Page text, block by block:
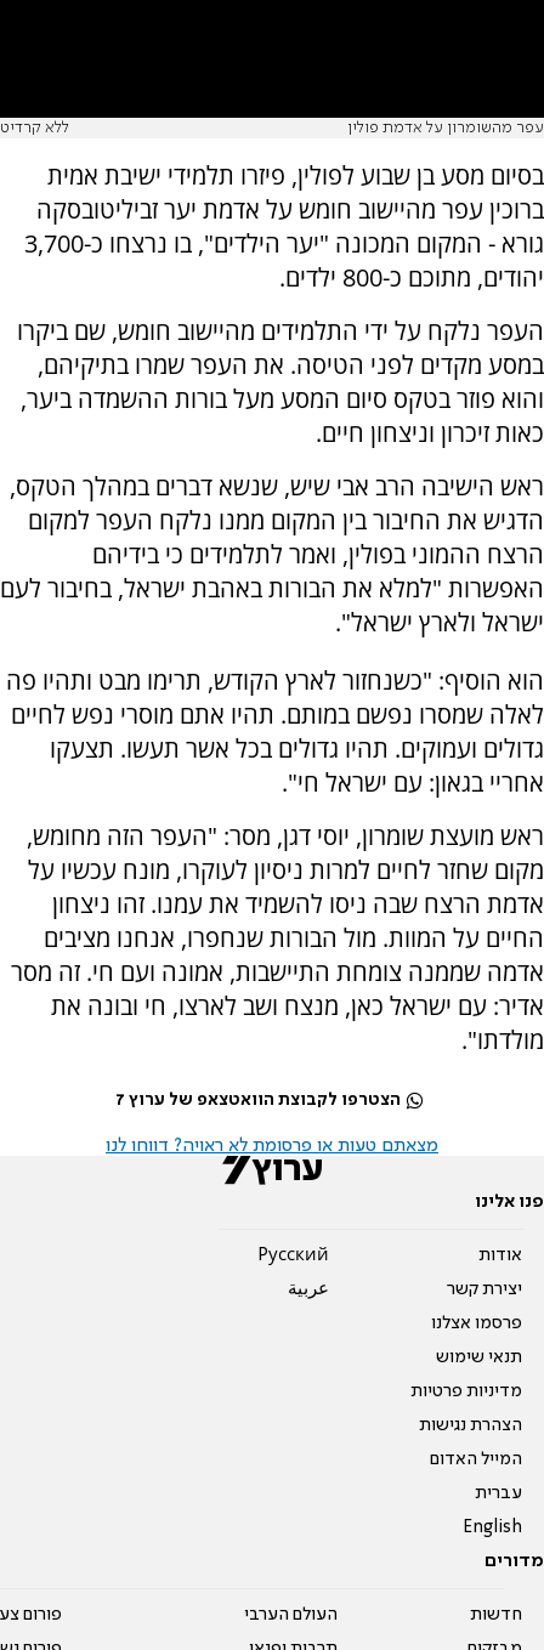
עפר מהשומרון על אדמת פולין ללא קרדיט
בסיום מסע בן שבוע לפולין, פיזרו תלמידי ישיבת אמית
ברוכין עפר מהיישוב חומש על אדמת יער זביליטובסקה
גורא - המקום המכונה "יער הילדים", בו נרצחו כ-3,700
יהודים, מתוכם כ-800 ילדים.
העפר נלקח על ידי התלמידים מהיישוב חומש, שם ביקרו
במסע מקדים לפני הטיסה. את העפר שמרו בתיקיהם,
והוא פוזר בטקס סיום המסע מעל בורות ההשמדה ביער,
כאות זיכרון וניצחון חיים.
ראש הישיבה הרב אבי שיש, שנשא דברים במהלך הטקס,
הדגיש את החיבור בין המקום ממנו נלקח העפר למקום
הרצח ההמוני בפולין, ואמר לתלמידים כי בידיהם
האפשרות "למלא את הבורות באהבת ישראל, בחיבור לעם
ישראל ולארץ ישראל".
הוא הוסיף: "כשנחזור לארץ הקודש, תרימו מבט ותהיו פה
לאלה שמסרו נפשם במותם. תהיו אתם מוסרי נפש לחיים
גדולים ועמוקים. תהיו גדולים בכל אשר תעשו. תצעקו
אחריי בגאון: עם ישראל חי".
ראש מועצת שומרון, יוסי דגן, מסר: "העפר הזה מחומש,
מקום שחזר לחיים למרות ניסיון לעוקרו, מונח עכשיו על
אדמת הרצח שבה ניסו להשמיד את עמנו. זהו ניצחון
החיים על המוות. מול הבורות שנחפרו, אנחנו מציבים
אדמה שממנה צומחת התיישבות, אמונה ועם חי. זה מסר
אדיר: עם ישראל כאן, מנצח ושב לארצו, חי ובונה את
מולדתו".
הצטרפו לקבוצת הוואטצאפ של ערוץ 7
מצאתם טעות או פרסומת לא ראויה? דווחו לנו
פנו אלינו
אודות
יצירת קשר
פרסמו אצלנו
תנאי שימוש
מדיניות פרטיות
הצהרת נגישות
המייל האדום
עברית
English
Pусский
عربية
מדורים
חדשות
העולם הערבי
פורום